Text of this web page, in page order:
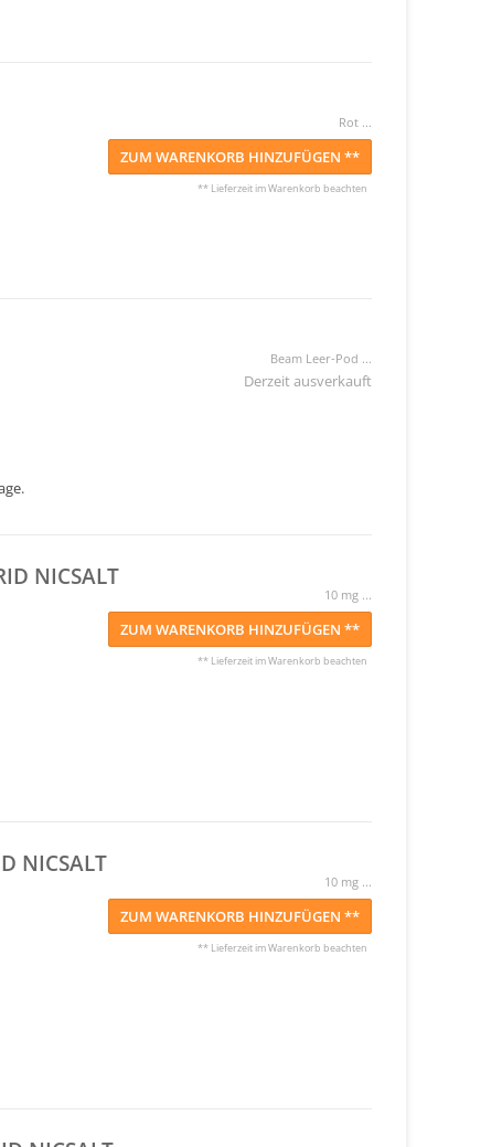
Rot ...
ZUM WARENKORB HINZUFÜGEN **
** Lieferzeit im Warenkorb beachten
Beam Leer-Pod ...
Derzeit ausverkauft
NICSALT
10 mg ...
ZUM WARENKORB HINZUFÜGEN **
** Lieferzeit im Warenkorb beachten
NICSALT
10 mg ...
ZUM WARENKORB HINZUFÜGEN **
** Lieferzeit im Warenkorb beachten